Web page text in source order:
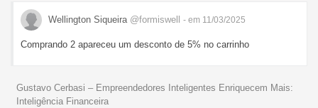
Wellington Siqueira @formiswell - em 11/03/2025
Comprando 2 apareceu um desconto de 5% no carrinho
Gustavo Cerbasi – Empreendedores Inteligentes Enriquecem Mais:
Inteligência Financeira